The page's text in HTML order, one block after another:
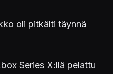
oli pitkälti täynnä
Series X:llä pelattu